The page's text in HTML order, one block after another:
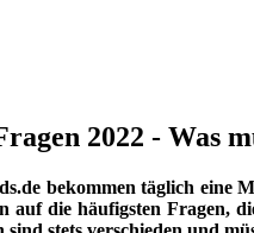
2022 - Was
bekommen täglich eine
auf die häufigsten Fragen,